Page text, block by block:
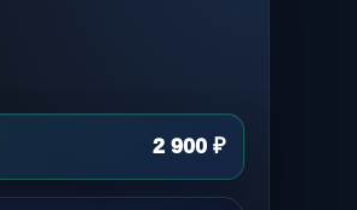
2 900 ₽